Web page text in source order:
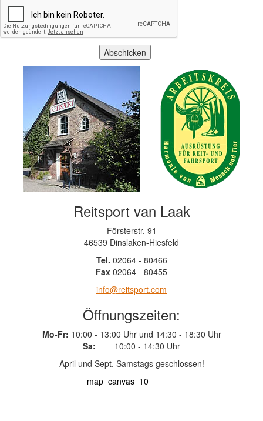
Reitsport van Laak
Försterstr. 91
46539 Dinslaken-Hiesfeld
Tel. 02064 - 80466
Fax 02064 - 80455
info@reitsport.com
Öffnungszeiten:
Mo-Fr: 10:00 - 13:00 Uhr und 14:30 - 18:30 Uhr
Sa: 10:00 - 14:30 Uhr
April und Sept. Samstags geschlossen!
map_canvas_10